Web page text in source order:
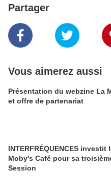
Partager
Vous aimerez aussi
Présentation du webzine La
et offre de partenariat
INTERFRÉQUENCES investit
Moby's Café pour sa
Session